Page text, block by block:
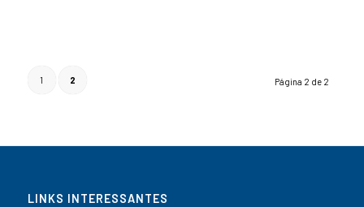
Página 2 de 2
1 2
LINKS INTERESSANTES